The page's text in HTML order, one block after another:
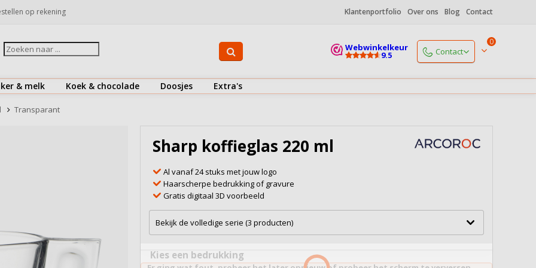
op rekening Klantenportfolio Over ons Blog Contact
Webwinkelkeur
9.5 Contact
Maandagopen vanaf 9.00 uur
info@koffiedrukker.nl
Reactie binnen 4 werkuren
0
& melk
Suiker
Koek & chocolade Doosjes Extra's
Bestek
Doosjes
Onderzetters
Snoepjes
Transparant
Sharp koffieglas 220 ml
Al vanaf 24 stuks met jouw logo
Haarscherpe bedrukking of gravure
Gratis digitaal 3D voorbeeld
Bekijk de volledige serie (3 producten)
Kies een bedrukking